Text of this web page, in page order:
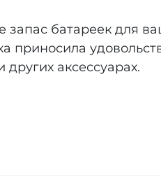
батареек для
приносила
других аксессуарах.